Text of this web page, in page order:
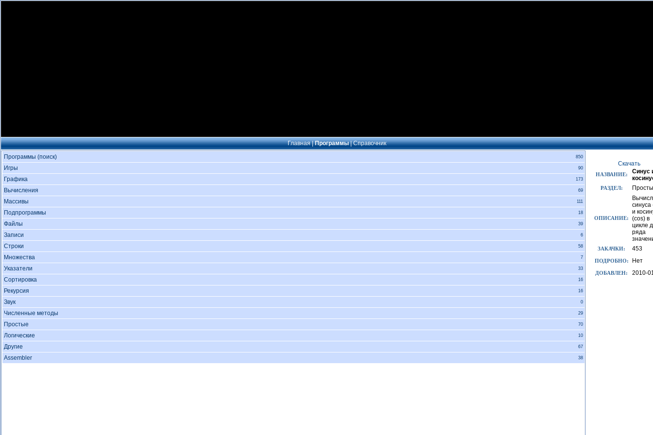
Главная|Программы|Справочник
Программы (поиск)
850
Игры 90
Графика 173
Вычисления 69
Массивы 111
Подпрограммы 18
Файлы 39
Записи 6
Строки 58
Множества 7
Указатели 33
Сортировка 16
Рекурсия 16
Звук 0
Численные методы 29
Простые 70
Логические 10
Другие 67
Assembler 38
Скачать
НАЗВАНИЕ:
Синус
РАЗДЕЛ:
ОПИСАНИЕ:
синуса
и
(cos) в
цикле
ряда
ЗАКАЧКИ: 453
ПОДРОБНО: Нет
ДОБАВЛЕН: 2010-